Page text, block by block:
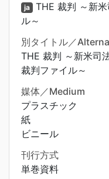
ja THE 裁判 ～新米
ル～
別タイトル／
THE 裁判 ～新米司
裁判ファイル～
媒体／Medium
プラスチック
紙
ビニール
刊行方式
単巻資料